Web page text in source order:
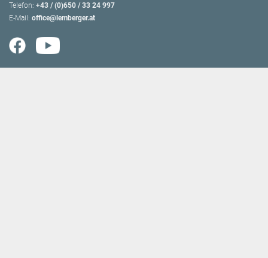
Telefon: +43 / (0)650 / 33 24 997
E-Mail: office@lemberger.at